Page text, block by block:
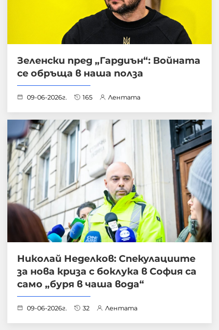
Зеленски пред „Гардиън“: Войната
се обръща в наша полза
09-06-2026г. 165 Лентата
Николай Неделков: Спекулациите
за нова криза с боклука в София са
само „буря в чаша вода“
09-06-2026г. 32 Лентата